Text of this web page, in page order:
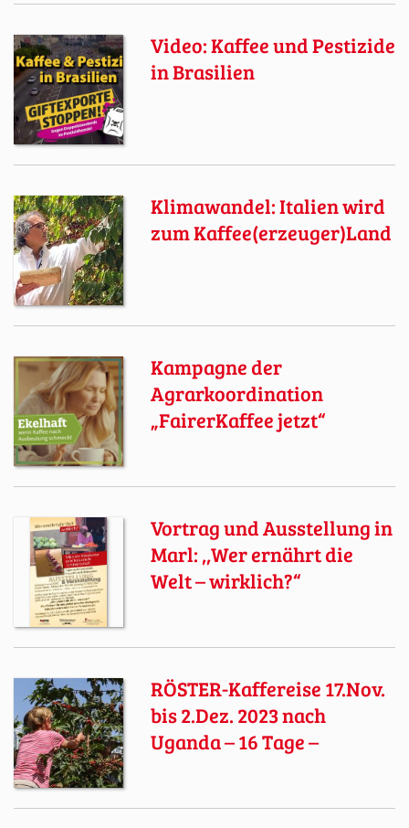
Video: Kaffee und Pestizide
in Brasilien
Klimawandel: Italien wird
zum Kaffee(erzeuger)Land
Kampagne der
Agrarkoordination
„FairerKaffee jetzt“
Vortrag und Ausstellung in
Marl: ,,Wer ernährt die
Welt – wirklich?“
RÖSTER-Kaffereise 17.Nov.
bis 2.Dez. 2023 nach
Uganda – 16 Tage –